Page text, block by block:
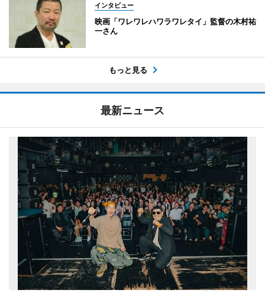
インタビュー
映画「ワレワレハワラワレタイ」監督の木村祐
一さん
もっと見る
最新ニュース